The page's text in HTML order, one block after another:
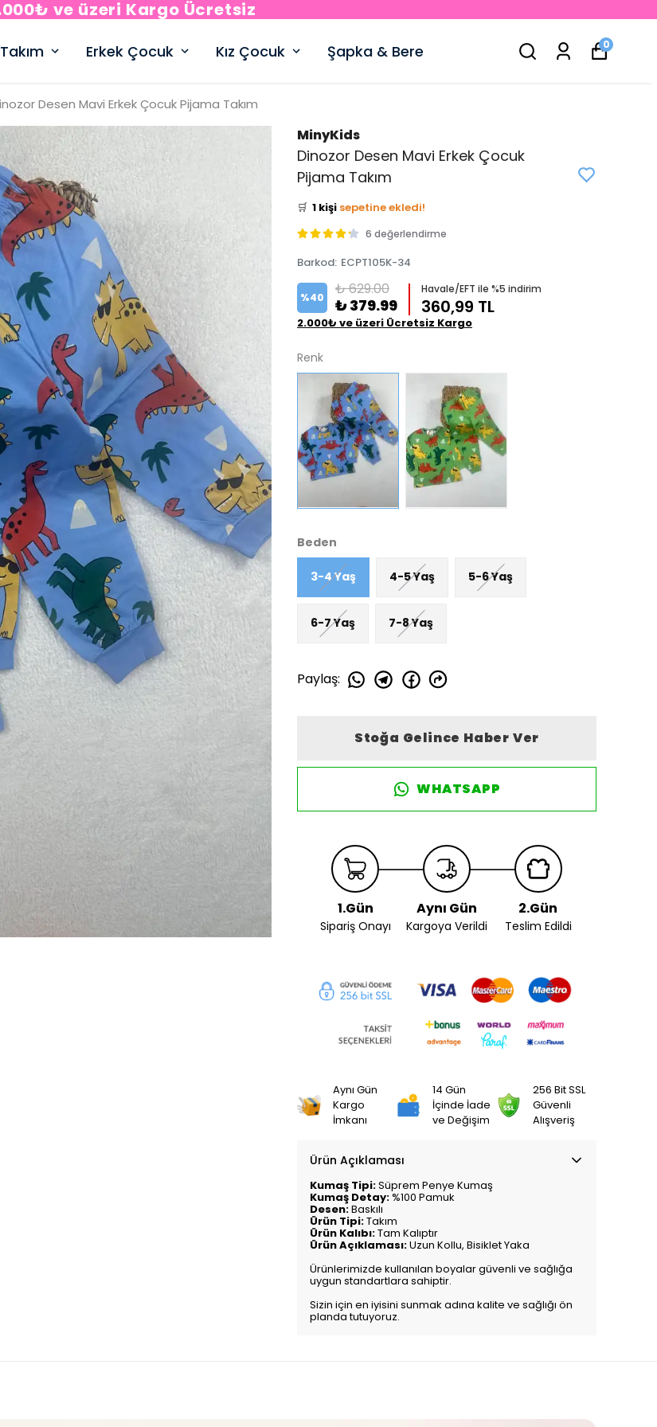
ve üzeri Kargo Ücretsiz
Erkek Çocuk Kız Çocuk Şapka & Bere 0
Desen Mavi Erkek Çocuk Pijama Takım
MinyKids
Dinozor Desen Mavi Erkek Çocuk
Pijama Takım
👀 Şu an 5 kişi inceliyor!
⭐️ Bu ürünü3 kişi
✅ Bugün1 adetsatıldı
6 değerlendirme
Barkod: ECPT105K-34
%40 ₺ 629.00
₺ 379.99
Havale/EFT ile %5 indirim
360,99 TL
2.000₺ ve üzeri Ücretsiz Kargo
Renk
Beden
3-4 Yaş 4-5 Yaş 5-6 Yaş
6-7 Yaş 7-8 Yaş
Paylaş:
Stoğa Gelince Haber Ver
WHATSAPP
1.Gün
Sipariş Onayı
Aynı Gün
Kargoya Verildi
2.Gün
Teslim Edildi
Aynı Gün
Kargo
İmkanı
14 Gün
İçinde İade
ve Değişim
256 Bit SSL
Güvenli
Alışveriş
Ürün Açıklaması
Kumaş Tipi:Süprem Penye Kumaş
Kumaş Detay:%100 Pamuk
Desen:Baskılı
Ürün Tipi:Takım
Ürün Kalıbı:Tam Kalıptır
Ürün Açıklaması:Uzun Kollu, Bisiklet Yaka
Ürünlerimizde kullanılan boyalar güvenli ve sağlığa
uygun standartlara sahiptir.
Sizin için en iyisini sunmak adına kalite ve sağlığı ön
planda tutuyoruz.